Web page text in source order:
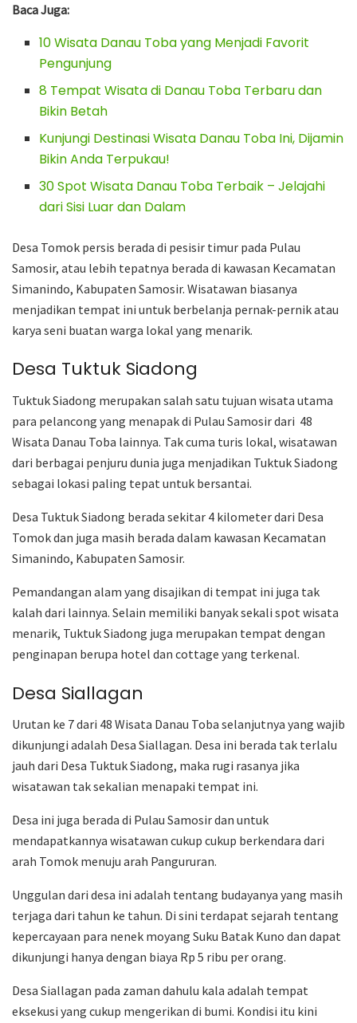
Baca Juga:
10 Wisata Danau Toba yang Menjadi Favorit
Pengunjung
8 Tempat Wisata di Danau Toba Terbaru dan
Bikin Betah
Kunjungi Destinasi Wisata Danau Toba Ini, Dijamin
Bikin Anda Terpukau!
30 Spot Wisata Danau Toba Terbaik – Jelajahi
dari Sisi Luar dan Dalam
Desa Tomok persis berada di pesisir timur pada Pulau
Samosir, atau lebih tepatnya berada di kawasan Kecamatan
Simanindo, Kabupaten Samosir. Wisatawan biasanya
menjadikan tempat ini untuk berbelanja pernak-pernik atau
karya seni buatan warga lokal yang menarik.
Desa Tuktuk Siadong
Tuktuk Siadong merupakan salah satu tujuan wisata utama
para pelancong yang menapak di Pulau Samosir dari 48
Wisata Danau Toba lainnya. Tak cuma turis lokal, wisatawan
dari berbagai penjuru dunia juga menjadikan Tuktuk Siadong
sebagai lokasi paling tepat untuk bersantai.
Desa Tuktuk Siadong berada sekitar 4 kilometer dari Desa
Tomok dan juga masih berada dalam kawasan Kecamatan
Simanindo, Kabupaten Samosir.
Pemandangan alam yang disajikan di tempat ini juga tak
kalah dari lainnya. Selain memiliki banyak sekali spot wisata
menarik, Tuktuk Siadong juga merupakan tempat dengan
penginapan berupa hotel dan cottage yang terkenal.
Desa Siallagan
Urutan ke 7 dari 48 Wisata Danau Toba selanjutnya yang wajib
dikunjungi adalah Desa Siallagan. Desa ini berada tak terlalu
jauh dari Desa Tuktuk Siadong, maka rugi rasanya jika
wisatawan tak sekalian menapaki tempat ini.
Desa ini juga berada di Pulau Samosir dan untuk
mendapatkannya wisatawan cukup cukup berkendara dari
arah Tomok menuju arah Pangururan.
Unggulan dari desa ini adalah tentang budayanya yang masih
terjaga dari tahun ke tahun. Di sini terdapat sejarah tentang
kepercayaan para nenek moyang Suku Batak Kuno dan dapat
dikunjungi hanya dengan biaya Rp 5 ribu per orang.
Desa Siallagan pada zaman dahulu kala adalah tempat
eksekusi yang cukup mengerikan di bumi. Kondisi itu kini